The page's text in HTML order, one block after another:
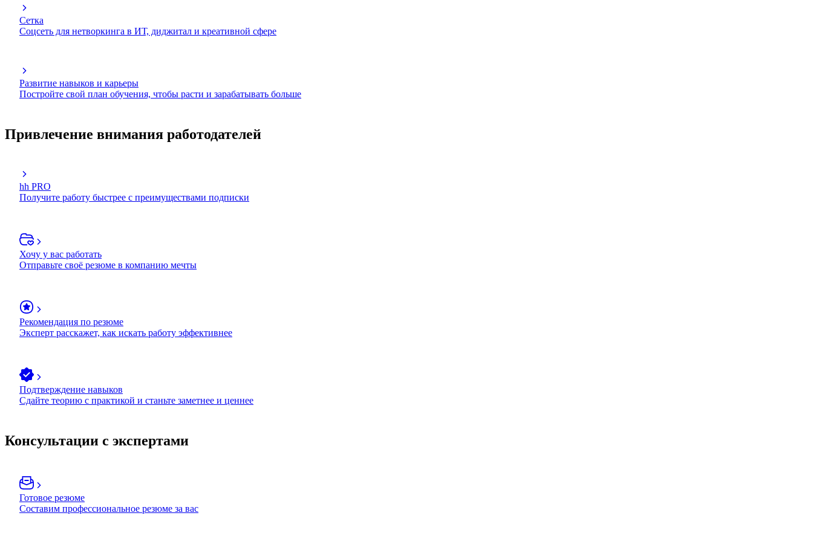
Сетка
Соцсеть для нетворкинга в ИТ, диджитал и креативной сфере
Развитие навыков и карьеры
Постройте свой план обучения, чтобы расти и зарабатывать больше
Привлечение внимания работодателей
hh PRO
Получите работу быстрее с преимуществами подписки
Хочу у вас работать
Отправьте своё резюме в компанию мечты
Рекомендация по резюме
Эксперт расскажет, как искать работу эффективнее
Подтверждение навыков
Сдайте теорию с практикой и станьте заметнее и ценнее
Консультации с экспертами
Готовое резюме
Составим профессиональное резюме за вас